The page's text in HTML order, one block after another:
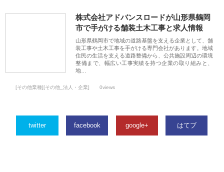
株式会社アドバンスロードが山形県鶴岡
市で手がける舗装土木工事と求人情報
山形県鶴岡市で地域の道路基盤を支える企業として、舗
装工事や土木工事を手がける専門会社があります。地域
住民の生活を支える道路整備から、公共施設周辺の環境
整備まで、幅広い工事実績を持つ企業の取り組みと、
地…
[その他業種][その他_法人・企業] 0views
twitter facebook google+ はてブ